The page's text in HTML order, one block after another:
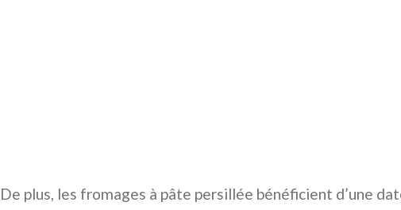
De plus, les fromages à pâte persillée bénéficient d’une